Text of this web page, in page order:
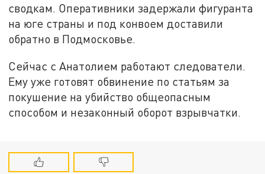
сводкам. Оперативники задержали фигуранта
на юге страны и под конвоем доставили
обратно в Подмосковье.
Сейчас с Анатолием работают следователи.
Ему уже готовят обвинение по статьям за
покушение на убийство общеопасным
способом и незаконный оборот взрывчатки.